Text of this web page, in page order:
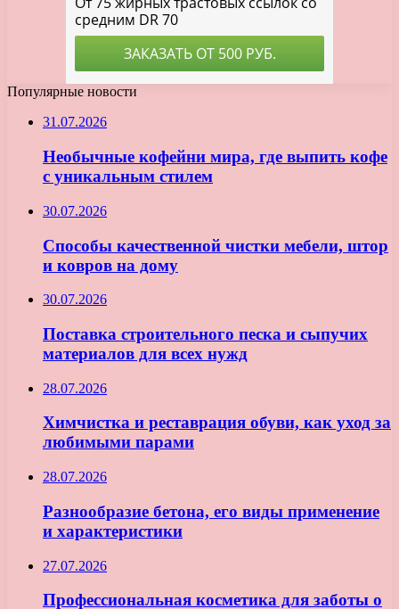
Популярные новости
31.07.2026
Необычные кофейни мира, где выпить кофе
с уникальным стилем
30.07.2026
Способы качественной чистки мебели, штор
и ковров на дому
30.07.2026
Поставка строительного песка и сыпучих
материалов для всех нужд
28.07.2026
Химчистка и реставрация обуви, как уход за
любимыми парами
28.07.2026
Разнообразие бетона, его виды применение
и характеристики
27.07.2026
Профессиональная косметика для заботы о